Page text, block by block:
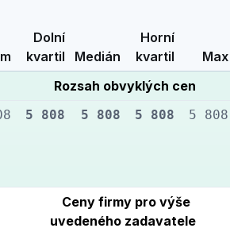
Dolní
kvartil
Medián
Horní
kvartil
Max
Rozsah obvyklých cen
5 808 5 808 5 808 5 808
Ceny firmy pro výše
uvedeného zadavatele